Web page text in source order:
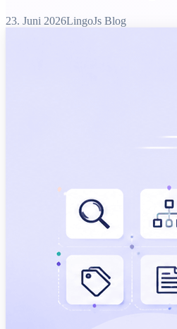
23. Juni 2026LingoJs Blog